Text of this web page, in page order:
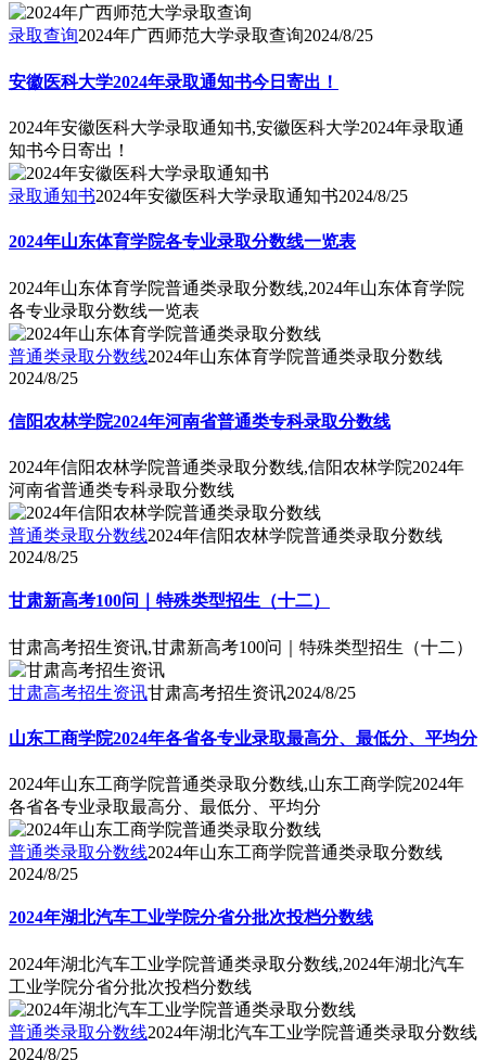
录取查询2024年广西师范大学录取查询2024/8/25
安徽医科大学2024年录取通知书今日寄出！
2024年安徽医科大学录取通知书,安徽医科大学2024年录取通
知书今日寄出！
录取通知书2024年安徽医科大学录取通知书2024/8/25
2024年山东体育学院各专业录取分数线一览表
2024年山东体育学院普通类录取分数线,2024年山东体育学院
各专业录取分数线一览表
普通类录取分数线2024年山东体育学院普通类录取分数线
2024/8/25
信阳农林学院2024年河南省普通类专科录取分数线
2024年信阳农林学院普通类录取分数线,信阳农林学院2024年
河南省普通类专科录取分数线
普通类录取分数线2024年信阳农林学院普通类录取分数线
2024/8/25
甘肃新高考100问｜特殊类型招生（十二）
甘肃高考招生资讯,甘肃新高考100问｜特殊类型招生（十二）
甘肃高考招生资讯甘肃高考招生资讯2024/8/25
山东工商学院2024年各省各专业录取最高分、最低分、平均分
2024年山东工商学院普通类录取分数线,山东工商学院2024年
各省各专业录取最高分、最低分、平均分
普通类录取分数线2024年山东工商学院普通类录取分数线
2024/8/25
2024年湖北汽车工业学院分省分批次投档分数线
2024年湖北汽车工业学院普通类录取分数线,2024年湖北汽车
工业学院分省分批次投档分数线
普通类录取分数线2024年湖北汽车工业学院普通类录取分数线
2024/8/25